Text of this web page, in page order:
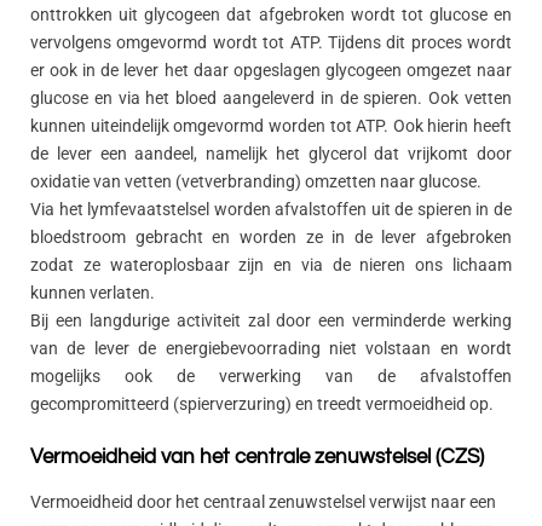
onttrokken uit glycogeen dat afgebroken wordt tot glucose en
vervolgens omgevormd wordt tot ATP. Tijdens dit proces wordt
er ook in de lever het daar opgeslagen glycogeen omgezet naar
glucose en via het bloed aangeleverd in de spieren. Ook vetten
kunnen uiteindelijk omgevormd worden tot ATP. Ook hierin heeft
de lever een aandeel, namelijk het glycerol dat vrijkomt door
oxidatie van vetten (vetverbranding) omzetten naar glucose.
Via het lymfevaatstelsel worden afvalstoffen uit de spieren in de
bloedstroom gebracht en worden ze in de lever afgebroken
zodat ze wateroplosbaar zijn en via de nieren ons lichaam
kunnen verlaten.
Bij een langdurige activiteit zal door een verminderde werking
van de lever de energiebevoorrading niet volstaan en wordt
mogelijks ook de verwerking van de afvalstoffen
gecompromitteerd (spierverzuring) en treedt vermoeidheid op.
Vermoeidheid van het centrale zenuwstelsel (CZS)
Vermoeidheid door het centraal zenuwstelsel verwijst naar een